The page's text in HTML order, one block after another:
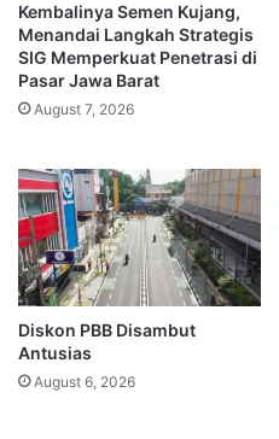
Kembalinya Semen Kujang,
Menandai Langkah Strategis
SIG Memperkuat Penetrasi di
Pasar Jawa Barat
August 7, 2026
Diskon PBB Disambut
Antusias
August 6, 2026